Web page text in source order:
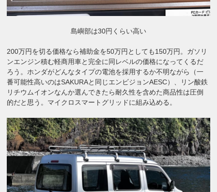
島嶼部は30円くらい高い
200万円を切る価格なら補助金を50万円としても150万円。ガソリ
ンエンジン積む軽商用車と完全に同レベルの価格になってくるだ
ろう。ホンダがどんなタイプの電池を採用するか不明ながら（一
番可能性高いのはSAKURAと同じエンビジョンAESC）、リン酸鉄
リチウムイオンなんか選んできたら耐久性を含めた商品性は圧倒
的だと思う。マイクロスマートグリッドに組み込める。